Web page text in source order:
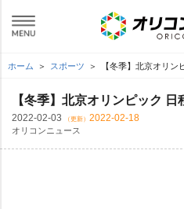
ホーム スポーツ 【冬季】北京オリ
【冬季】北京オリンピック 日
2022-02-03 （更新） 2022-02-18
オリコンニュース